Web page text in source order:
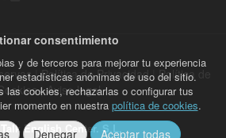
|Política de Privacidad|Política de
|Aviso legal
Talk English Center. S.L.
consentimiento
y de terceros para mejorar tu experiencia
estadísticas anónimas de uso del sitio.
las cookies, rechazarlas o configurar tus
momento en nuestra política de cookies.
Denegar Aceptar todas